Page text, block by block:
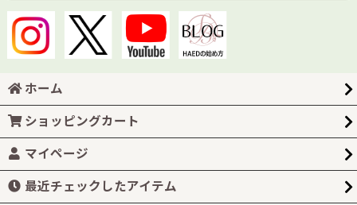
ホーム
ショッピングカート
マイページ
最近チェックしたアイテム